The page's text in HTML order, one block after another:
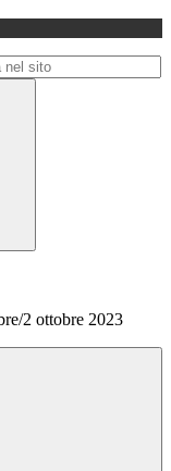
2 ottobre 2023